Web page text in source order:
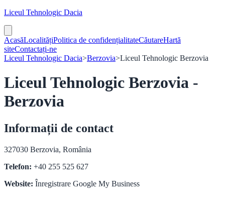
Liceul Tehnologic Dacia
AcasăLocalitățiPolitica de confidențialitateCăutareHartă
siteContactați-ne
Liceul Tehnologic Dacia>Berzovia>Liceul Tehnologic Berzovia
Liceul Tehnologic Berzovia -
Berzovia
Informații de contact
327030 Berzovia, România
Telefon: +40 255 525 627
Website: Înregistrare Google My Business